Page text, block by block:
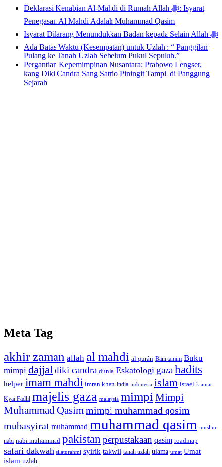
Deklarasi Kenabian Al-Mahdi di Rumah Allah ﷻ: Isyarat
Penegasan Al Mahdi Adalah Muhammad Qasim
Isyarat Dilarang Menundukkan Badan kepada Selain Allah ﷻ
Ada Batas Waktu (Kesempatan) untuk Uzlah : “ Panggilan
Pulang ke Tanah Uzlah Sebelum Pukul Sepuluh.”
Pergantian Kepemimpinan Nusantara: Prabowo Lengser,
kang Diki Candra Sang Satrio Piningit Tampil di Panggung
Sejarah
Meta Tag
akhir zaman allah al mahdi al qurán Bani tamim Buku
mimpi dajjaldiki candra dunia Eskatologi gazahadits
helper imam mahdi imran khan india indonesia islam israel kiamat
Kyai Fadlil majelis gaza malaysia mimpi Mimpi
Muhammad Qasimmimpi muhammad qosim
mubasyirat muhammad muhammad qasim muslim
nabi nabi muhammad pakistan perpustakaan qasim roadmap
safari dakwah silaturahmi syirik takwil tanah uzlah ulama umat Umat
islam uzlah